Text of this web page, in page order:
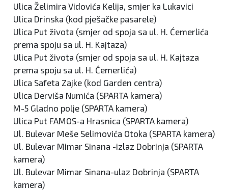
Ulica Želimira Vidovića Kelija, smjer ka Lukavici
Ulica Drinska (kod pješačke pasarele)
Ulica Put života (smjer od spoja sa ul. H. Ćemerlića
prema spoju sa ul. H. Kajtaza)
Ulica Put života (smjer od spoja sa ul. H. Kajtaza
prema spoju sa ul. H. Ćemerlića)
Ulica Safeta Zajke (kod Garden centra)
Ulica Derviša Numića (SPARTA kamera)
M-5 Gladno polje (SPARTA kamera)
Ulica Put FAMOS-a Hrasnica (SPARTA kamera)
Ul. Bulevar Meše Selimovića Otoka (SPARTA kamera)
Ul. Bulevar Mimar Sinana -izlaz Dobrinja (SPARTA
kamera)
Ul. Bulevar Mimar Sinana-ulaz Dobrinja (SPARTA
kamera)